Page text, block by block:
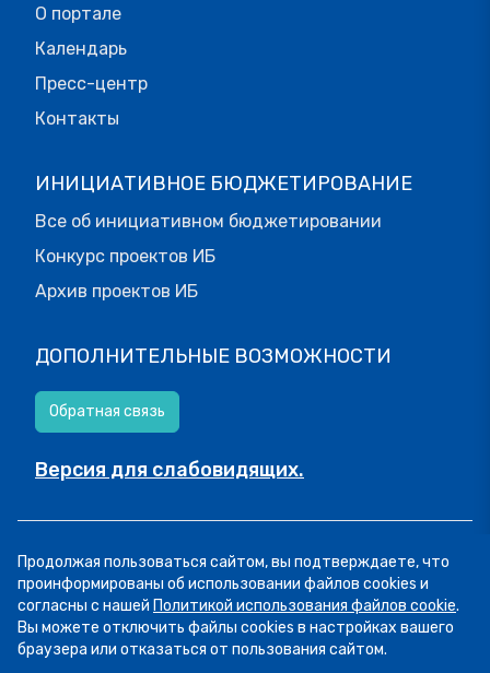
О портале
Календарь
Пресс-центр
Контакты
ИНИЦИАТИВНОЕ БЮДЖЕТИРОВАНИЕ
Все об инициативном бюджетировании
Конкурс проектов ИБ
Архив проектов ИБ
ДОПОЛНИТЕЛЬНЫЕ ВОЗМОЖНОСТИ
Обратная связь
Версия для слабовидящих.
Все права защищены.Пользовательское соглашение
Продолжая пользоваться сайтом, вы подтверждаете, что
проинформированы об использовании файлов cookies и
согласны с нашей Политикой использования файлов cookie.
Вы можете отключить файлы cookies в настройках вашего
браузера или отказаться от пользования сайтом.